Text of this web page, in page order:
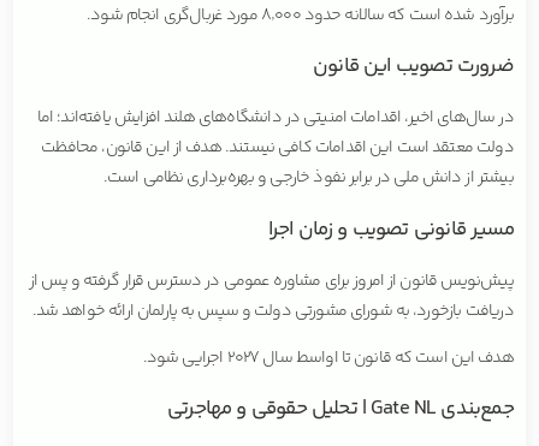
برآورد شده است که سالانه حدود ۸٬۰۰۰ مورد غربال‌گری انجام شود.
ضرورت تصویب این قانون
در سال‌های اخیر، اقدامات امنیتی در دانشگاه‌های هلند افزایش یافته‌اند؛ اما
دولت معتقد است این اقدامات کافی نیستند. هدف از این قانون، محافظت
بیشتر از دانش ملی در برابر نفوذ خارجی و بهره‌برداری نظامی است.
مسیر قانونی تصویب و زمان اجرا
پیش‌نویس قانون از امروز برای مشاوره عمومی در دسترس قرار گرفته و پس از
دریافت بازخورد، به شورای مشورتی دولت و سپس به پارلمان ارائه خواهد شد.
هدف این است که قانون تا اواسط سال ۲۰۲۷ اجرایی شود.
جمع‌بندی Gate NL | تحلیل حقوقی و مهاجرتی